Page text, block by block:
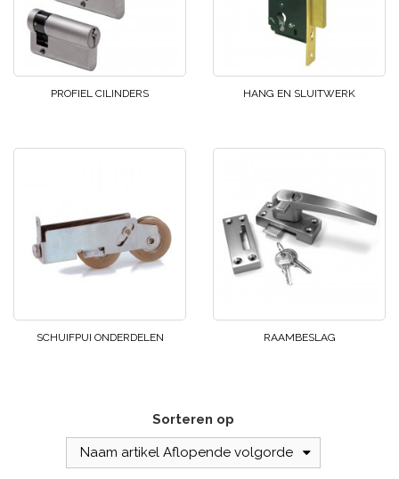
PROFIEL CILINDERS HANG EN SLUITWERK
SCHUIFPUI ONDERDELEN RAAMBESLAG
Sorteren op
Naam artikel Aflopende volgorde